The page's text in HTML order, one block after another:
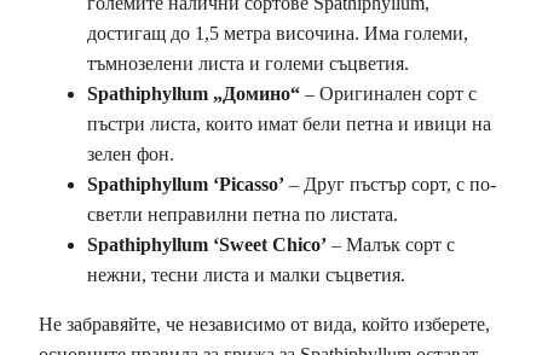
достигащ до 1,5 метра височина. Има големи,
тъмнозелени листа и големи съцветия.
Spathiphyllum „Домино“ – Оригинален сорт с
пъстри листа, които имат бели петна и ивици на
зелен фон.
Spathiphyllum ‘Picasso’ – Друг пъстър сорт, с по-
светли неправилни петна по листата.
Spathiphyllum ‘Sweet Chico’ – Малък сорт с
нежни, тесни листа и малки съцветия.
Не забравяйте, че независимо от вида, който изберете,